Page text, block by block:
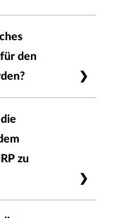
von
den
Classic
Nachweis von
tag ®
werden.
zu